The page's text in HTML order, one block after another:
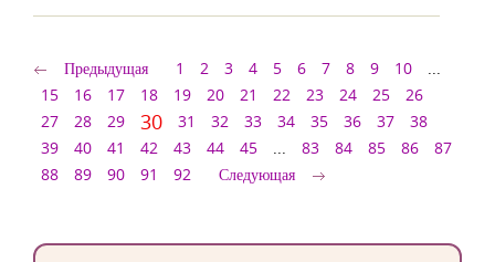
Предыдущая 1 2 3 4 5 6 7 8 9 10
...
15
16 17 18 19 20 21 22 23 24 25
26
27
28 29 30 31 32 33 34 35 36 37
38
39
40 41 42 43 44 45 ... 83 84 85 86
87
88
89 90 91 92 Следующая